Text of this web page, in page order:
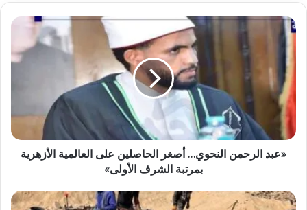
«عبد الرحمن النحوي… أصغر الحاصلين على العالمية الأزهرية
بمرتبة الشرف الأولى»